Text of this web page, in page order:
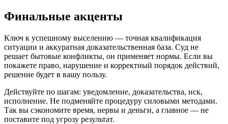
Финальные акценты
Ключ к успешному выселению — точная квалификация
ситуации и аккуратная доказательственная база. Суд не
решает бытовые конфликты, он применяет нормы. Если вы
покажете право, нарушение и корректный порядок действий,
решение будет в вашу пользу.
Действуйте по шагам: уведомление, доказательства, иск,
исполнение. Не подменяйте процедуру силовыми методами.
Так вы сэкономите время, нервы и деньги, а главное — не
поставите под угрозу результат.